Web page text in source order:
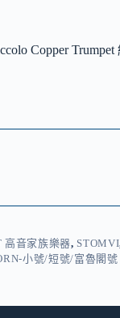
Copper
高音家族樂器, STOMVI
小號/短號/富魯閣號